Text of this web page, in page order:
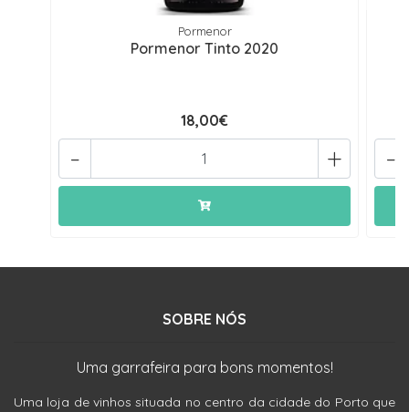
Pormenor
Pormenor Tinto 2020
18,00€
+
- -
SOBRE NÓS
Uma garrafeira para bons momentos!
Uma loja de vinhos situada no centro da cidade do Porto que